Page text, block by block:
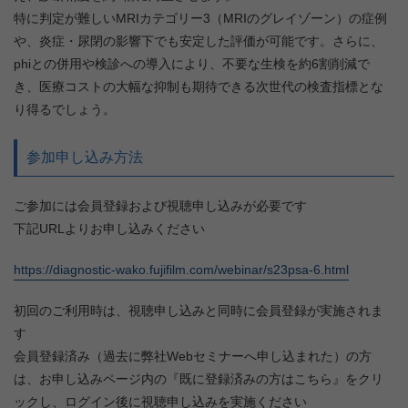
特に判定が難しいMRIカテゴリー3（MRIのグレイゾーン）の症例
や、炎症・尿閉の影響下でも安定した評価が可能です。さらに、
phiとの併用や検診への導入により、不要な生検を約6割削減で
き、医療コストの大幅な抑制も期待できる次世代の検査指標とな
り得るでしょう。
参加申し込み方法
ご参加には会員登録および視聴申し込みが必要です
下記URLよりお申し込みください
https://diagnostic-wako.fujifilm.com/webinar/s23psa-6.html
初回のご利用時は、視聴申し込みと同時に会員登録が実施されま
す
会員登録済み（過去に弊社Webセミナーへ申し込まれた）の方
は、お申し込みページ内の『既に登録済みの方はこちら』をクリ
ックし、ログイン後に視聴申し込みを実施ください